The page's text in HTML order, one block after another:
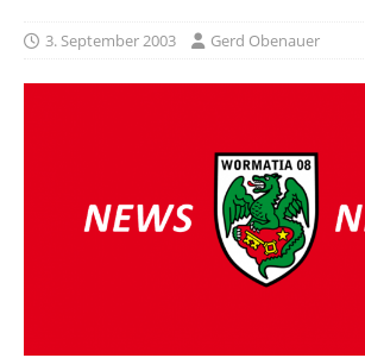
3. September 2003 Gerd Obenauer